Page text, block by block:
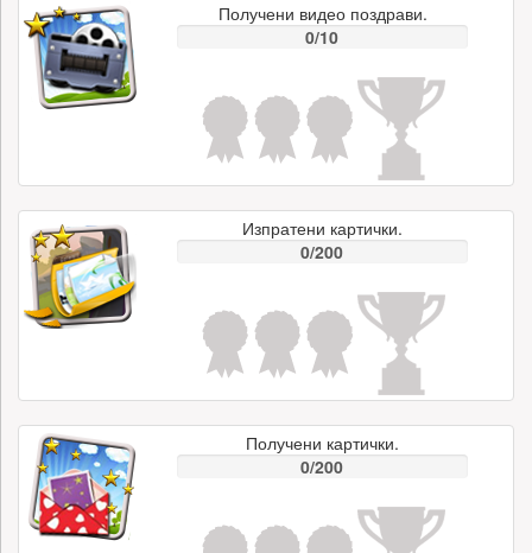
Получени видео поздрави.
0/10
Изпратени картички.
0/200
Получени картички.
0/200